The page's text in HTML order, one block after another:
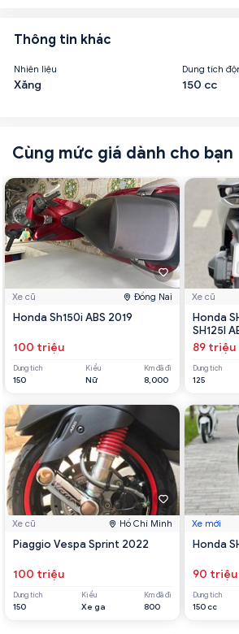
Thông tin khác
Nhiên liệu
Xăng
Dung tích
150 cc
Cùng mức giá dành cho bạn
Xe cũ Đồng Nai
Honda Sh150i ABS 2019
100 triệu
Dung tích
150
Kiểu
Nữ
Km đã đi
8,000
Xe cũ Hồ Chí Minh
Piaggio Vespa Sprint 2022
100 triệu
Dung tích
150
Kiểu
Xe ga
Km đã đi
800
Xe cũ
Honda
SH125I
89 triệu
Dung tích
125
Xe mới
Honda
90 triệu
Dung tích
150 cc